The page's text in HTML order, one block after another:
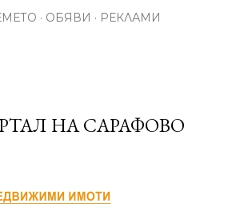
ОБЯВИ РЕКЛАМИ
НА САРАФОВО